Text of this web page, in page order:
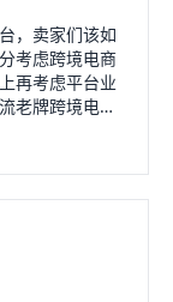
，卖家们该如
考虑跨境电商
再考虑平台业
老牌跨境电商
这些平台已相
否切身解决卖
想再这些平台
推荐以上两者
是日本跨
系，拥有品牌